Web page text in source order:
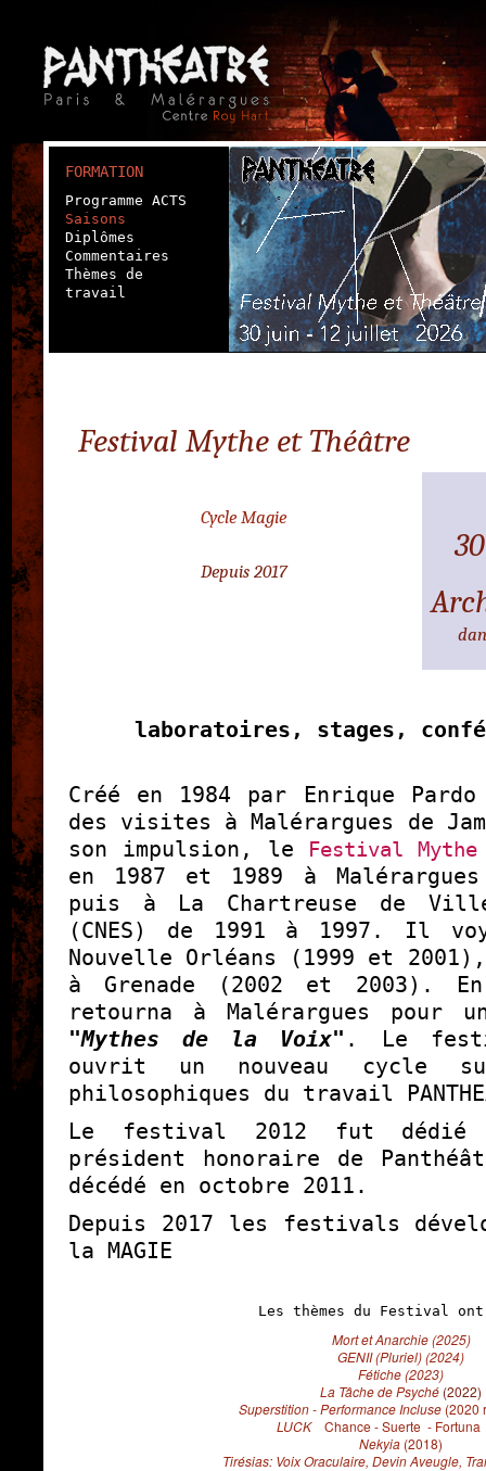
FORMATION
Programme ACTS
Saisons
Diplômes
Commentaires
Thèmes de
travail
Festival Mythe et Théâtre
Cycle Magie
Depuis 2017
laboratoires, stages,
Créé en 1984 par Enrique Pardo
des visites à Malérargues de
son impulsion, le
Festival
en 1987 et 1989 à
puis à La Chartreuse de
(CNES) de 1991 à 1997. Il
Nouvelle Orléans (1999 et
à Grenade (2002 et 2003).
retourna à Malérargues pour
"Mythes de la Voix" . Le
ouvrit un nouveau cycle
philosophiques du travail
Le festival 2012 fut
président honoraire de
décédé en octobre 2011.
Depuis 2017 les festivals
la MAGIE
Les thèmes du Festival
Mort et Anarchie (2025)
GENII (Pluriel) (2024)
Fétiche (2023)
La Tâche de Psyché (2022)
Superstition - Performance Incluse(2020
LUCKChance - Suerte - Fortuna
Nekyia (2018)
Tirésias: Voix Oraculaire, Devin Aveugle,